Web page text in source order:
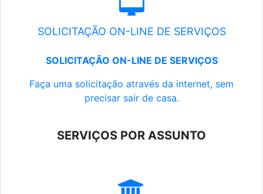
SOLICITAÇÃO ON-LINE DE SERVIÇOS
SOLICITAÇÃO ON-LINE DE SERVIÇOS
Faça uma solicitação através da internet, sem
precisar sair de casa.
SERVIÇOS POR ASSUNTO